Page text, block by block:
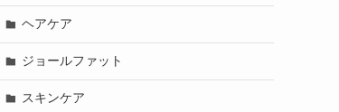
ヘアケア
ジョールファット
スキンケア